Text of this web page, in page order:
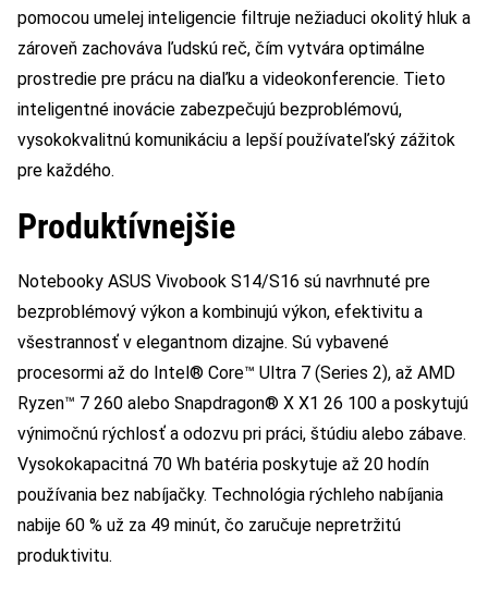
pomocou umelej inteligencie filtruje nežiaduci okolitý hluk a
zároveň zachováva ľudskú reč, čím vytvára optimálne
prostredie pre prácu na diaľku a videokonferencie. Tieto
inteligentné inovácie zabezpečujú bezproblémovú,
vysokokvalitnú komunikáciu a lepší používateľský zážitok
pre každého.
Produktívnejšie
Notebooky ASUS Vivobook S14/S16 sú navrhnuté pre
bezproblémový výkon a kombinujú výkon, efektivitu a
všestrannosť v elegantnom dizajne. Sú vybavené
procesormi až do Intel® Core™ Ultra 7 (Series 2), až AMD
Ryzen™ 7 260 alebo Snapdragon® X X1 26 100 a poskytujú
výnimočnú rýchlosť a odozvu pri práci, štúdiu alebo zábave.
Vysokokapacitná 70 Wh batéria poskytuje až 20 hodín
používania bez nabíjačky. Technológia rýchleho nabíjania
nabije 60 % už za 49 minút, čo zaručuje nepretržitú
produktivitu.